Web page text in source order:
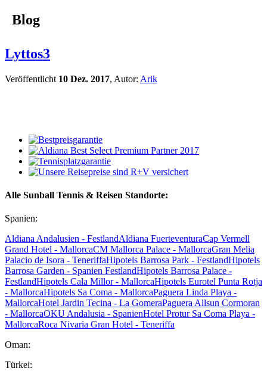
Blog
Lyttos3
Veröffentlicht 10 Dez. 2017, Autor: Arik
Alle Sunball Tennis & Reisen Standorte:
Spanien:
Aldiana Andalusien - FestlandAldiana FuerteventuraCap Vermell
Grand Hotel - MallorcaCM Mallorca Palace - MallorcaGran Melia
Palacio de Isora - TeneriffaHipotels Barrosa Park - FestlandHipotels
Barrosa Garden - Spanien FestlandHipotels Barrosa Palace -
FestlandHipotels Cala Millor - MallorcaHipotels Eurotel Punta Rotja
- MallorcaHipotels Sa Coma - MallorcaPaguera Linda Playa -
MallorcaHotel Jardin Tecina - La GomeraPaguera Allsun Cormoran
- MallorcaOKU Andalusia - SpanienHotel Protur Sa Coma Playa -
MallorcaRoca Nivaria Gran Hotel - Teneriffa
Oman:
Türkei: